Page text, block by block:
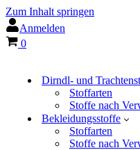
Zum Inhalt springen
Anmelden
Warenkorb
0
Dirndl- und
Stoffarten
Stoffe nach
Bekleidungsstoffe
Stoffarten
Stoffe nach